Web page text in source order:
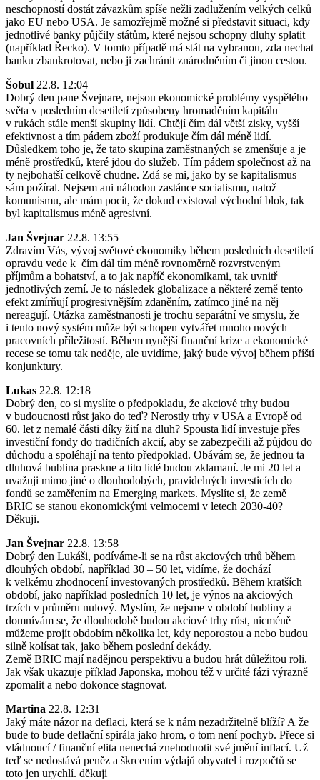
neschopností dostát závazkům spíše nežli zadlužením velkých celků
jako EU nebo USA. Je samozřejmě možné si představit situaci, kdy
jednotlivé banky půjčily státům, které nejsou schopny dluhy splatit
(například Řecko). V tomto případě má stát na vybranou, zda nechat
banku zbankrotovat, nebo ji zachránit znárodněním či jinou cestou.
Šobul 22.8. 12:04
Dobrý den pane Švejnare, nejsou ekonomické problémy vyspělého
světa v posledním desetiletí způsobeny hromaděním kapitálu
v rukách stále menší skupiny lidí. Chtějí čím dál větší zisky, vyšší
efektivnost a tím pádem zboží produkuje čím dál méně lidí.
Důsledkem toho je, že tato skupina zaměstnaných se zmenšuje a je
méně prostředků, které jdou do služeb. Tím pádem společnost až na
ty nejbohatší celkově chudne. Zdá se mi, jako by se kapitalismus
sám požíral. Nejsem ani náhodou zastánce socialismu, natož
komunismu, ale mám pocit, že dokud existoval východní blok, tak
byl kapitalismus méně agresivní.
Jan Švejnar 22.8. 13:55
Zdravím Vás, vývoj světové ekonomiky během posledních desetiletí
opravdu vede k čím dál tím méně rovnoměrně rozvrstveným
příjmům a bohatství, a to jak napříč ekonomikami, tak uvnitř
jednotlivých zemí. Je to následek globalizace a některé země tento
efekt zmírňují progresivnějším zdaněním, zatímco jiné na něj
nereagují. Otázka zaměstnanosti je trochu separátní ve smyslu, že
i tento nový systém může být schopen vytvářet mnoho nových
pracovních příležitostí. Během nynější finanční krize a ekonomické
recese se tomu tak neděje, ale uvidíme, jaký bude vývoj během příští
konjunktury.
Lukas 22.8. 12:18
Dobrý den, co si myslíte o předpokladu, že akciové trhy budou
v budoucnosti růst jako do teď? Nerostly trhy v USA a Evropě od
60. let z nemalé části díky žití na dluh? Spousta lidí investuje přes
investiční fondy do tradičních akcií, aby se zabezpečili až půjdou do
důchodu a spoléhají na tento předpoklad. Obávám se, že jednou ta
dluhová bublina praskne a tito lidé budou zklamaní. Je mi 20 let a
uvažuji mimo jiné o dlouhodobých, pravidelných investicích do
fondů se zaměřením na Emerging markets. Myslíte si, že země
BRIC se stanou ekonomickými velmocemi v letech 2030-40?
Děkuji.
Jan Švejnar 22.8. 13:58
Dobrý den Lukáši, podíváme-li se na růst akciových trhů během
dlouhých období, například 30 – 50 let, vidíme, že dochází
k velkému zhodnocení investovaných prostředků. Během kratších
období, jako například posledních 10 let, je výnos na akciových
trzích v průměru nulový. Myslím, že nejsme v období bubliny a
domnívám se, že dlouhodobě budou akciové trhy růst, nicméně
můžeme projít obdobím několika let, kdy neporostou a nebo budou
silně kolísat tak, jako během poslední dekády.
Země BRIC mají nadějnou perspektivu a budou hrát důležitou roli.
Jak však ukazuje příklad Japonska, mohou též v určité fázi výrazně
zpomalit a nebo dokonce stagnovat.
Martina 22.8. 12:31
Jaký máte názor na deflaci, která se k nám nezadržitelně blíží? A že
bude to bude deflační spirála jako hrom, o tom není pochyb. Přece si
vládnoucí / finanční elita nenechá znehodnotit své jmění inflací. Už
teď se nedostává peněz a škrcením výdajů obyvatel i rozpočtů se
toto jen urychlí. děkuji